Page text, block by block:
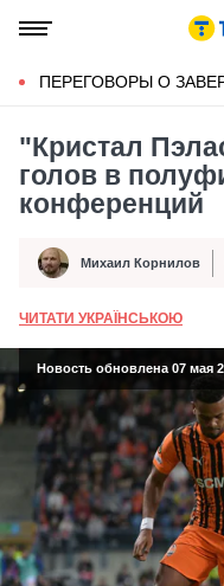
ПЕРЕГОВОРЫ О
"Кристал
голов в
конференций
Автор Михаил Корнилов
Дата публикации
ЧИТАТИ УКРАЇНСЬКОЮ
Новость обновлена 07 мая